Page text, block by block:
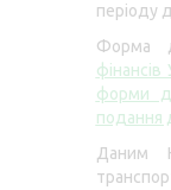
періоду
Форма
форми
подання
Даним